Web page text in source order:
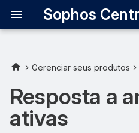
Sophos
Gerenciar seus produtos
Resposta a
ativas